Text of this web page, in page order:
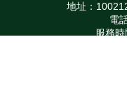
地址：
電
服務